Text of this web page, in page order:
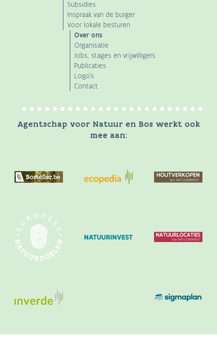
Subsidies
Inspraak van de burger
Voor lokale besturen
Over ons
Organisatie
Jobs, stages en vrijwilligers
Publicaties
Logo's
Contact
Agentschap voor Natuur en Bos werkt ook
mee aan: